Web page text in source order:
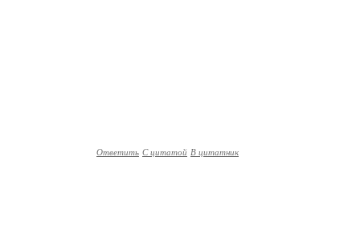
Ответить С цитатой В цитатник